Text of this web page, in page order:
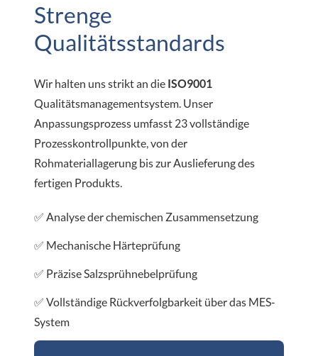
Strenge
Qualitätsstandards
Wir halten uns strikt an die ISO9001
Qualitätsmanagementsystem. Unser
Anpassungsprozess umfasst 23 vollständige
Prozesskontrollpunkte, von der
Rohmateriallagerung bis zur Auslieferung des
fertigen Produkts.
✅ Analyse der chemischen Zusammensetzung
✅ Mechanische Härteprüfung
✅ Präzise Salzsprühnebelprüfung
✅ Vollständige Rückverfolgbarkeit über das MES-
System